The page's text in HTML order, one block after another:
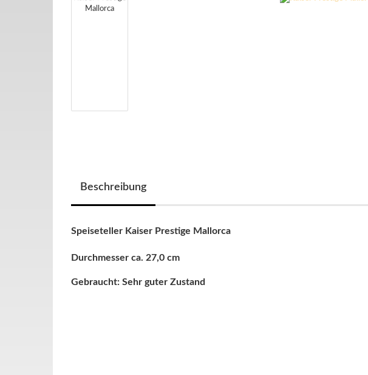
Beschreibung
Speiseteller Kaiser Prestige Mallorca
Durchmesser ca. 27,0 cm
Gebraucht: Sehr guter Zustand